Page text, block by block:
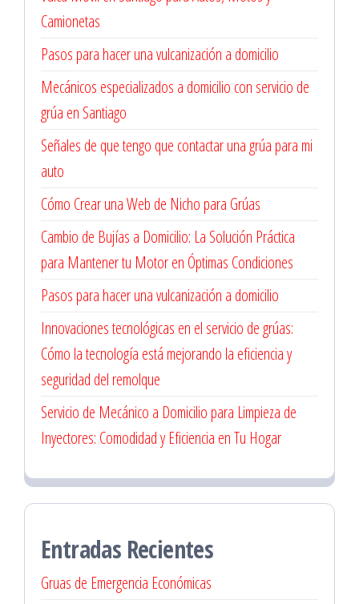
Camionetas
Pasos para hacer una vulcanización a domicilio
Mecánicos especializados a domicilio con servicio de
grúa en Santiago
Señales de que tengo que contactar una grúa para mi
auto
Cómo Crear una Web de Nicho para Grúas
Cambio de Bujías a Domicilio: La Solución Práctica
para Mantener tu Motor en Óptimas Condiciones
Pasos para hacer una vulcanización a domicilio
Innovaciones tecnológicas en el servicio de grúas:
Cómo la tecnología está mejorando la eficiencia y
seguridad del remolque
Servicio de Mecánico a Domicilio para Limpieza de
Inyectores: Comodidad y Eficiencia en Tu Hogar
Entradas Recientes
Gruas de Emergencia Económicas